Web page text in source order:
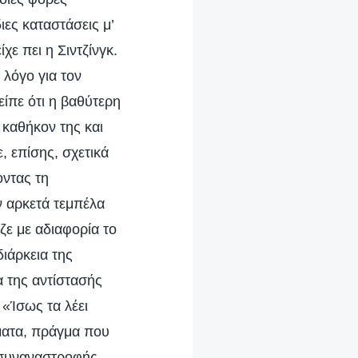
καταστάσεις μ’
πει η Σιντζίνγκ.
για τον
ότι η βαθύτερη
καθήκον της και
επίσης, σχετικά
τη
αρκετά τεμπέλα
με αδιαφορία το
της
της αντίστασής
τα λέει
πράγμα που